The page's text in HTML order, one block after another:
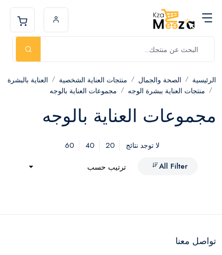
الرئيسية الصحة والجمال منتجات العناية الشخصية
العناية بالبشرة
منتجات العناية ببشرة الوجه
مجموعات العناية بالوجه
مجموعات العناية بالوجه
لا توجد نتائج 20
40
60
All Filter
ترتيب حسب
تواصل معنا